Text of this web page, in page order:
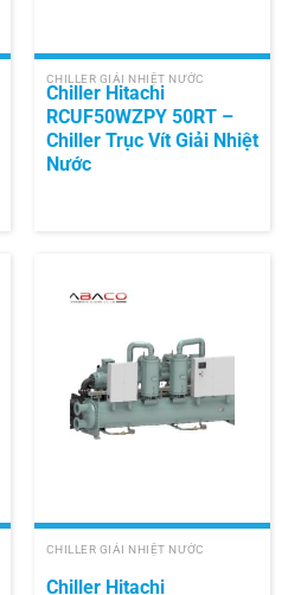
CHILLER GIẢI NHIỆT NƯỚC
Chiller Hitachi
RCUF50WZPY 50RT –
Chiller Trục Vít Giải Nhiệt
Nước
CHILLER GIẢI NHIỆT NƯỚC
Chiller Hitachi